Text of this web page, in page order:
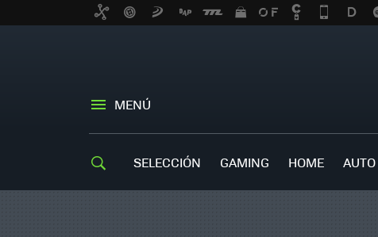
MENÚ
SELECCIÓN GAMING HOME AUTO